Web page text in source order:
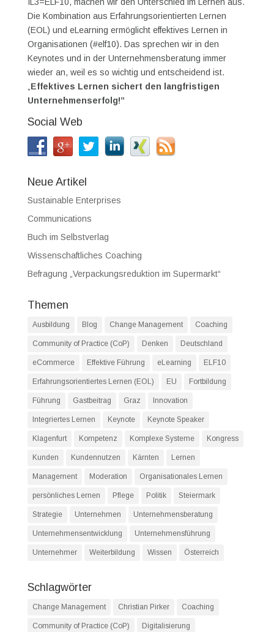
IL3=ELF10, machen wir den Unterschied im Lernen aus.
Die Kombination aus Erfahrungsorientierten Lernen
(EOL) und eLearning ermöglicht effektives Lernen in
Organisationen (#elf10). Das sprechen wir in den
Keynotes und in der Unternehmensberatung immer
wieder an, weil es so wichtig und entscheidend ist.
„Effektives Lernen sichert den langfristigen
Unternehmenserfolg!”
Social Web
Neue Artikel
Sustainable Enterprises
Communications
Buch im Selbstverlag
Wissenschaftliches Coaching
Befragung „Verpackungsreduktion im Supermarkt“
Themen
Ausbildung Blog Change Management Coaching
Community of Practice (CoP) Denken Deutschland
eCommerce Effektive Führung eLearning ELF10
Erfahrungsorientiertes Lernen (EOL) EU Fortbildung
Führung Gastbeitrag Graz Innovation
Integriertes Lernen Keynote Keynote Speaker
Klagenfurt Kompetenz Komplexe Systeme Kongress
Kunden Kundennutzen Kärnten Lernen
Management Moderation Organisationales Lernen
persönliches Lernen Pflege Politik Steiermark
Strategie Unternehmen Unternehmensberatung
Unternehmensentwicklung Unternehmensführung
Unternehmer Weiterbildung Wissen Österreich
Schlagwörter
Change Management Christian Pirker Coaching
Community of Practice (CoP) Digitalisierung